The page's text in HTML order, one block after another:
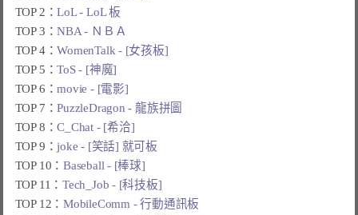
TOP 2：LoL - LoL 板
TOP 3：NBA - ＮＢＡ
TOP 4：WomenTalk - [女孩板]
TOP 5：ToS - [神魔]
TOP 6：movie - [電影]
TOP 7：PuzzleDragon - 龍族拼圖
TOP 8：C_Chat - [希洽]
TOP 9：joke - [笑話] 就可板
TOP 10：Baseball - [棒球]
TOP 11：Tech_Job - [科技板]
TOP 12：MobileComm - 行動通訊板